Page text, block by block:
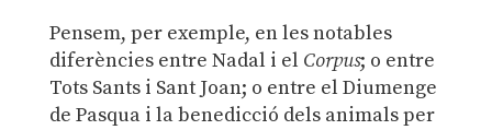
Pensem, per exemple, en les notables
diferències entre Nadal i el Corpus; o entre
Tots Sants i Sant Joan; o entre el Diumenge
de Pasqua i la benedicció dels animals per